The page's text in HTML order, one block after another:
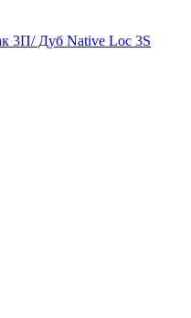
3П/ Дуб Native Loc 3S